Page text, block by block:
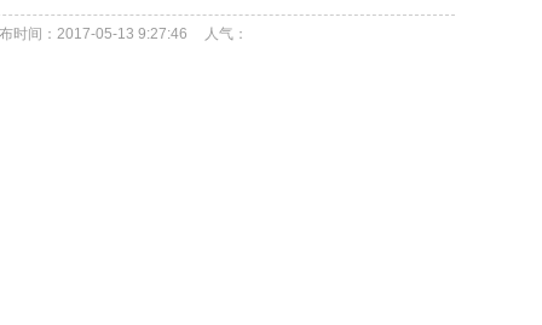
时间：2017-05-13 9:27:46 人气：